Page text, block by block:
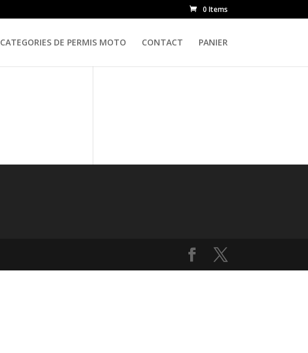
0 Items
CATEGORIES DE PERMIS MOTO CONTACT PANIER